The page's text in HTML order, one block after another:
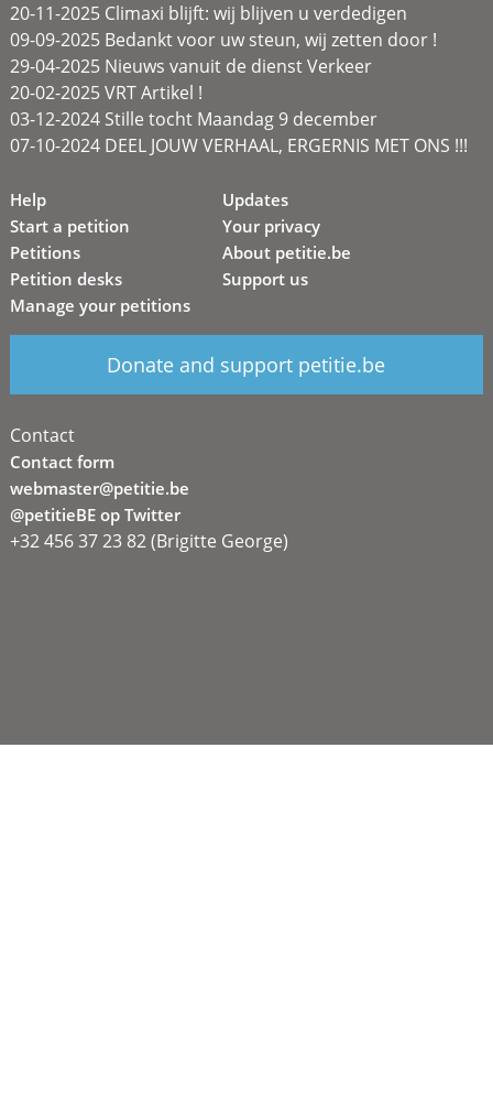
20-11-2025 Climaxi blijft: wij blijven u verdedigen
09-09-2025 Bedankt voor uw steun, wij zetten door !
29-04-2025 Nieuws vanuit de dienst Verkeer
20-02-2025 VRT Artikel !
03-12-2024 Stille tocht Maandag 9 december
07-10-2024 DEEL JOUW VERHAAL, ERGERNIS MET ONS !!!
Help
Start a petition
Petitions
Petition desks
Manage your petitions
Updates
Your privacy
About petitie.be
Support us
Donate and support petitie.be
Contact
Contact form
webmaster@petitie.be
@petitieBE op Twitter
+32 456 37 23 82 (Brigitte George)